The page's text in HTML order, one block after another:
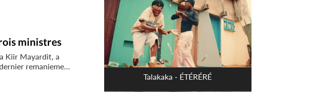
ministres
Kiir Mayardit, a
remanieme...
Talakaka - ÉTÉRÉRÉ